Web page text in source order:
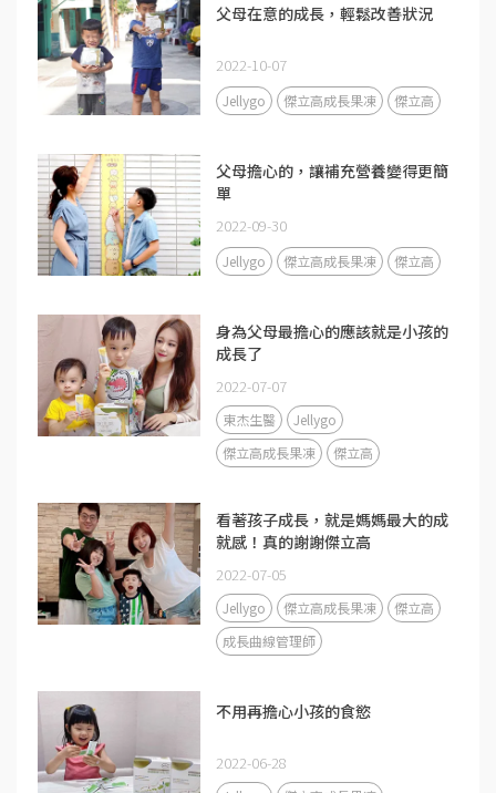
父母在意的成長，輕鬆改善狀況
2022-10-07
Jellygo 傑立高成長果凍 傑立高
父母擔心的，讓補充營養變得更簡
單
2022-09-30
Jellygo 傑立高成長果凍 傑立高
身為父母最擔心的應該就是小孩的
成長了
2022-07-07
東杰生醫
Jellygo
傑立高成長果凍
傑立高
看著孩子成長，就是媽媽最大的成
就感！真的謝謝傑立高
2022-07-05
Jellygo 傑立高成長果凍
傑立高
成長曲線管理師
不用再擔心小孩的食慾
2022-06-28